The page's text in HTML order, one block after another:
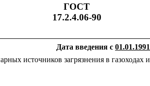
ГОСТ
17.2.4.06-90
Дата введения с 01.01.1991
источников загрязнения в газоходах и